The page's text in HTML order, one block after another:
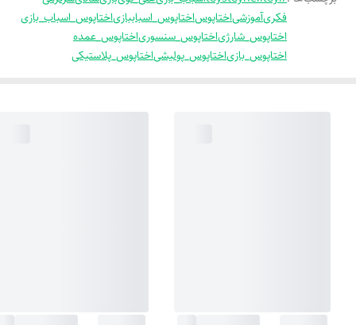
فکریآموزشیاختاپوساختاپوس_اسباببازیاختاپوس_اسباب_بازی
اختاپوس_شارژیاختاپوس_سنسوریاختاپوس_عمده
اختاپوس_بازیاختاپوس_پولیشیاختاپوس_پلاستیکی